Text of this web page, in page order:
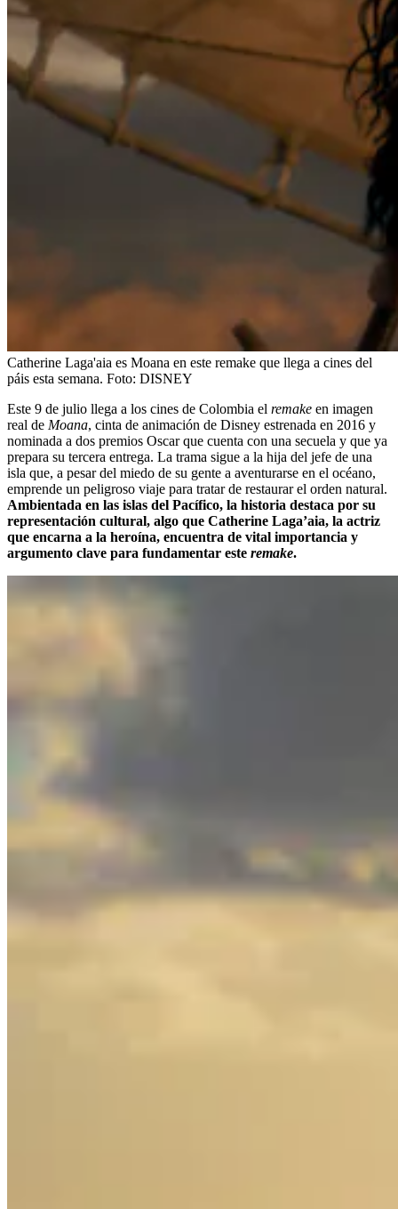
Catherine Laga'aia es Moana en este remake que llega a cines del
páis esta semana. Foto: DISNEY
Este 9 de julio llega a los cines de Colombia el remake en imagen
real de Moana, cinta de animación de Disney estrenada en 2016 y
nominada a dos premios Oscar que cuenta con una secuela y que ya
prepara su tercera entrega. La trama sigue a la hija del jefe de una
isla que, a pesar del miedo de su gente a aventurarse en el océano,
emprende un peligroso viaje para tratar de restaurar el orden natural.
Ambientada en las islas del Pacífico, la historia destaca por su
representación cultural, algo que Catherine Laga’aia, la actriz
que encarna a la heroína, encuentra de vital importancia y
argumento clave para fundamentar este remake.